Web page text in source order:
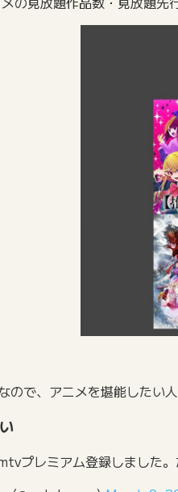
ので、アニメを堪能したい
プレミアム登録しました